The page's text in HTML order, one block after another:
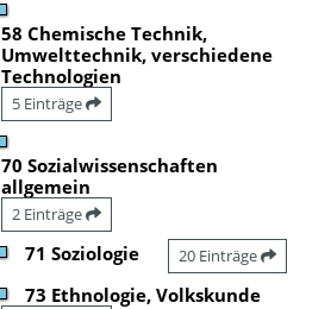
58 Chemische Technik,
Umwelttechnik, verschiedene
Technologien
5 Einträge
70 Sozialwissenschaften
allgemein
2 Einträge
71 Soziologie 20 Einträge
73 Ethnologie, Volkskunde